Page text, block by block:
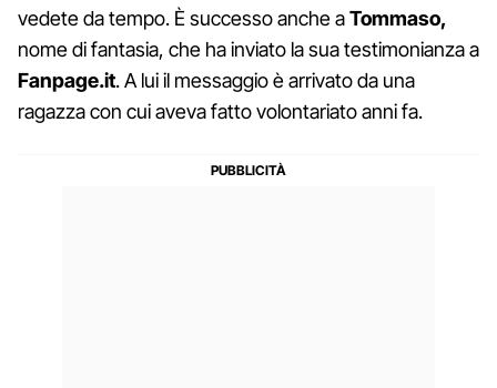
vedete da tempo. È successo anche aTommaso,
nome di fantasia, che ha inviato la sua testimonianza a
Fanpage.it. A lui il messaggio è arrivato da una
ragazza con cui aveva fatto volontariato anni fa.